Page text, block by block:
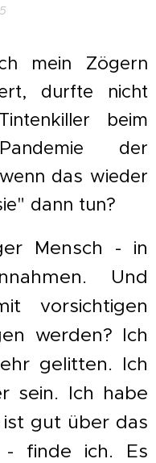
mein Zögern
durfte nicht
beim
der
das wieder
dann tun?
Mensch - in
Und
vorsichtigen
werden? Ich
gelitten. Ich
sein. Ich habe
ist gut über das
- finde ich. Es